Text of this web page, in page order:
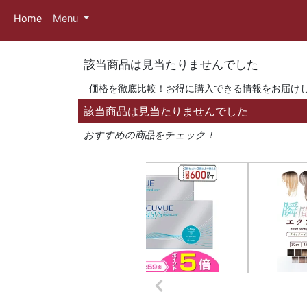
Home Menu
該当商品は見当たりませんでした
価格を徹底比較！お得に購入できる情報をお届け
該当商品は見当たりませんでした
おすすめの商品をチェック！